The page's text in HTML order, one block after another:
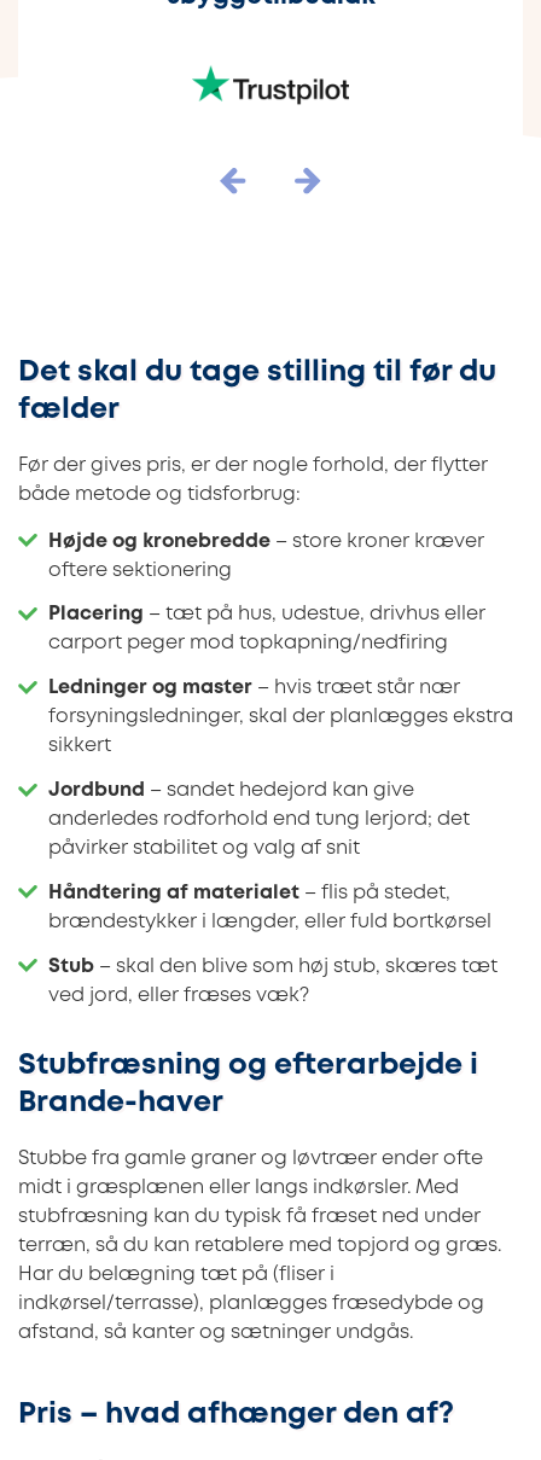
Det skal du tage stilling til før du
fælder
Før der gives pris, er der nogle forhold, der flytter
både metode og tidsforbrug:
Højde og kronebredde – store kroner kræver
oftere sektionering
Placering – tæt på hus, udestue, drivhus eller
carport peger mod topkapning/nedfiring
Ledninger og master – hvis træet står nær
forsyningsledninger, skal der planlægges ekstra
sikkert
Jordbund – sandet hedejord kan give
anderledes rodforhold end tung lerjord; det
påvirker stabilitet og valg af snit
Håndtering af materialet – flis på stedet,
brændestykker i længder, eller fuld bortkørsel
Stub – skal den blive som høj stub, skæres tæt
ved jord, eller fræses væk?
Stubfræsning og efterarbejde i
Brande-haver
Stubbe fra gamle graner og løvtræer ender ofte
midt i græsplænen eller langs indkørsler. Med
stubfræsning kan du typisk få fræset ned under
terræn, så du kan retablere med topjord og græs.
Har du belægning tæt på (fliser i
indkørsel/terrasse), planlægges fræsedybde og
afstand, så kanter og sætninger undgås.
Pris – hvad afhænger den af?